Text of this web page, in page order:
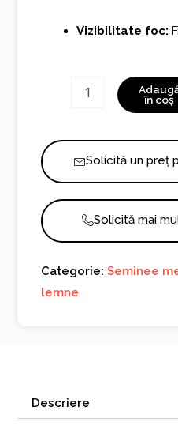
Vizibilitate foc:
în coș
Solicită un preț
Solicită mai
Categorie:Seminee
lemne
Descriere